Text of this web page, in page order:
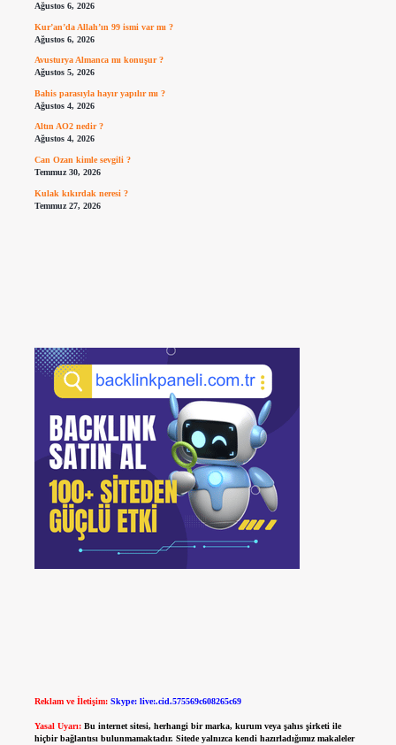
Ağustos 6, 2026
Kur’an’da Allah’ın 99 ismi var mı ?
Ağustos 6, 2026
Avusturya Almanca mı konuşur ?
Ağustos 5, 2026
Bahis parasıyla hayır yapılır mı ?
Ağustos 4, 2026
Altın AO2 nedir ?
Ağustos 4, 2026
Can Ozan kimle sevgili ?
Temmuz 30, 2026
Kulak kıkırdak neresi ?
Temmuz 27, 2026
Reklam ve İletişim: Skype: live:.cid.575569c608265c69
Yasal Uyarı: Bu internet sitesi, herhangi bir marka, kurum veya şahıs şirketi ile
hiçbir bağlantısı bulunmamaktadır. Sitede yalnızca kendi hazırladığımız makaleler